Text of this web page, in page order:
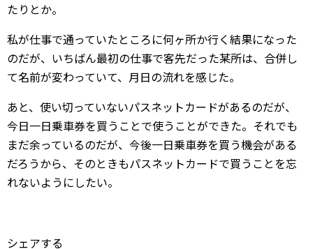
たりとか。
私が仕事で通っていたところに何ヶ所か行く結果になった
のだが、いちばん最初の仕事で客先だった某所は、合併し
て名前が変わっていて、月日の流れを感じた。
あと、使い切っていないパスネットカードがあるのだが、
今日一日乗車券を買うことで使うことができた。それでも
まだ余っているのだが、今後一日乗車券を買う機会がある
だろうから、そのときもパスネットカードで買うことを忘
れないようにしたい。
シェアする